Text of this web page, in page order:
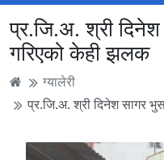
प्र.जि.अ. श्री
गरिएको केही झलक
ग्यालेरी
प्र.जि.अ. श्री दिनेश सागर